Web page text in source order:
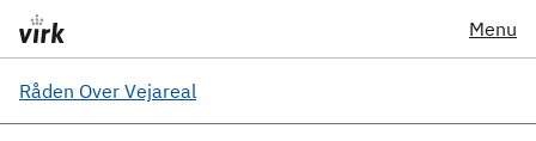
Menu
Råden Over Vejareal